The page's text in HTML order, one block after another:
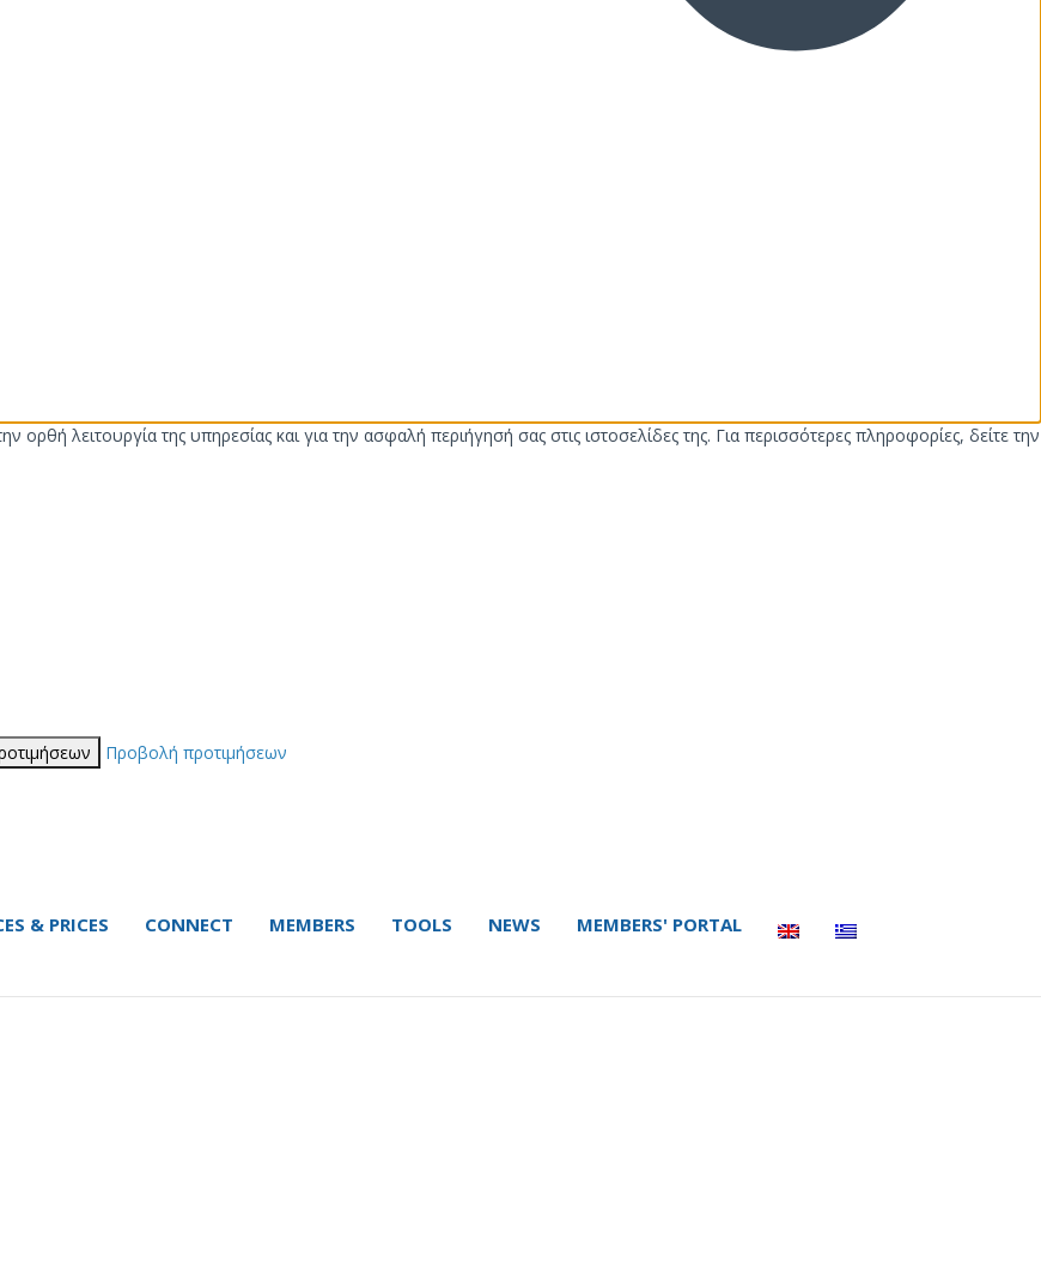
ορθή λειτουργία της υπηρεσίας και για την ασφαλή περιήγησή σας στις ιστοσελίδες της. Για περισσότερες πληροφορίες, δείτε την
Προβολή προτιμήσεων
& PRICES CONNECT MEMBERS TOOLS NEWS MEMBERS' PORTAL